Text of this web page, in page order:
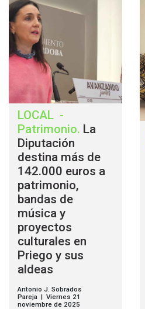
LOCAL -
Patrimonio. La
Diputación
destina más de
142.000 euros a
patrimonio,
bandas de
música y
proyectos
culturales en
Priego y sus
aldeas
Antonio J. Sobrados
Pareja | Viernes 21
noviembre de 2025